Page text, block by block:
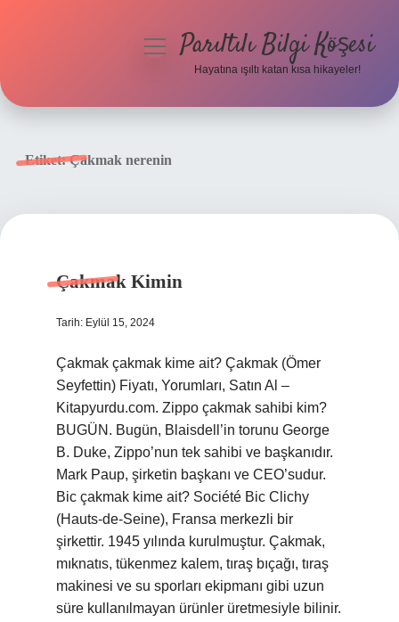
menüyüParıltılı Bilgi Köşesi
Hayatına ışıltı katan kısa hikayeler!
Etiket:Çakmak nerenin
Çakmak Kimin
Tarih: Eylül 15, 2024
Çakmak çakmak kime ait? Çakmak (Ömer
Seyfettin) Fiyatı, Yorumları, Satın Al –
Kitapyurdu.com. Zippo çakmak sahibi kim?
BUGÜN. Bugün, Blaisdell’in torunu George
B. Duke, Zippo’nun tek sahibi ve başkanıdır.
Mark Paup, şirketin başkanı ve CEO’sudur.
Bic çakmak kime ait? Société Bic Clichy
(Hauts-de-Seine), Fransa merkezli bir
şirkettir. 1945 yılında kurulmuştur. Çakmak,
mıknatıs, tükenmez kalem, tıraş bıçağı, tıraş
makinesi ve su sporları ekipmanı gibi uzun
süre kullanılmayan ürünler üretmesiyle bilinir.